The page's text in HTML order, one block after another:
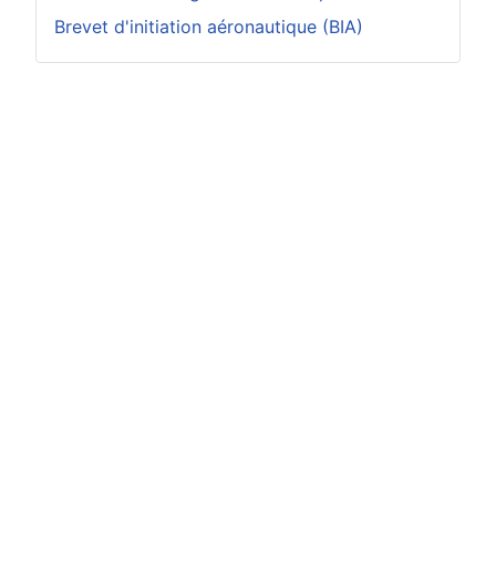
Brevet d'initiation aéronautique (BIA)